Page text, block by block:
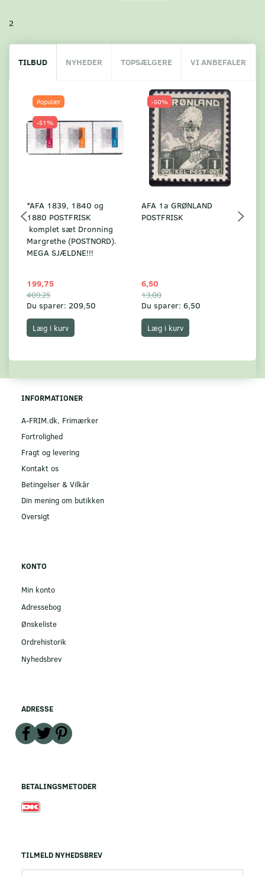
2
TILBUD NYHEDER TOPSÆLGERE VI ANBEFALER
Populær
-51%
*AFA 1839, 1840 og
1880 POSTFRISK
komplet sæt Dronning
Margrethe (POSTNORD).
MEGA SJÆLDNE!!!
199,75
409,25
Du sparer: 209,50
Læg i kurv
-50%
AFA 1a GRØNLAND
POSTFRISK
6,50
13,00
Du sparer: 6,50
Læg i kurv
INFORMATIONER
A-FRIM.dk, Frimærker
Fortrolighed
Fragt og levering
Kontakt os
Betingelser & Vilkår
Din mening om butikken
Oversigt
KONTO
Min konto
Adressebog
Ønskeliste
Ordrehistorik
Nyhedsbrev
ADRESSE
BETALINGSMETODER
TILMELD NYHEDSBREV